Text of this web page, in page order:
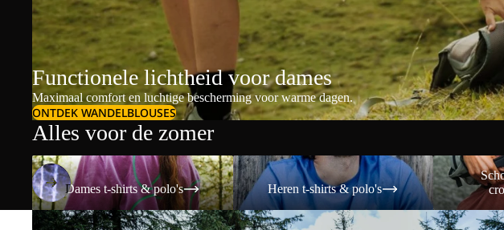
Functionele lichtheid voor dames
Maximaal comfort en luchtige bescherming voor warme dagen.
ONTDEK WANDELBLOUSES
Alles voor de zomer
Dames t-shirts & polo's
Dames t-shirts & polo's
Heren t-shirts & polo's
Heren t-shirts & polo's